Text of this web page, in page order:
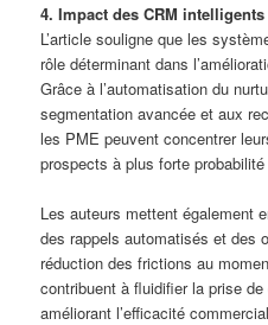
4. Impact des CRM
L’article souligne que les
rôle déterminant dans
Grâce à l’automatisation du
segmentation avancée et aux
les PME peuvent concentrer
prospects à plus forte
Les auteurs mettent également
des rappels automatisés et des
réduction des frictions au
contribuent à fluidifier la prise
améliorant l’efficacité